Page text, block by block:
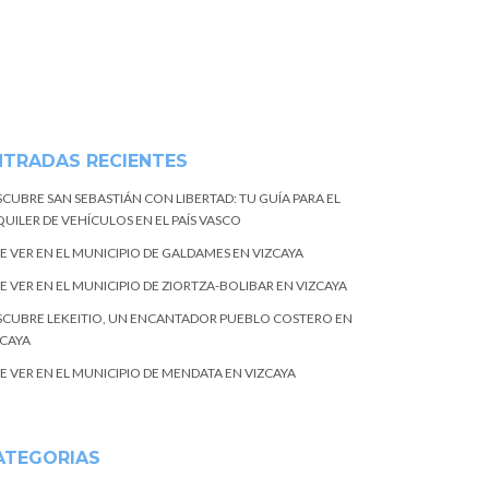
RECIENTES
SAN SEBASTIÁN CON LIBERTAD: TU GUÍA PARA EL
DE VEHÍCULOS EN EL PAÍS VASCO
VER EN EL MUNICIPIO DE GALDAMES EN VIZCAYA
VER EN EL MUNICIPIO DE ZIORTZA-BOLIBAR EN VIZCAYA
LEKEITIO, UN ENCANTADOR PUEBLO COSTERO EN
VER EN EL MUNICIPIO DE MENDATA EN VIZCAYA